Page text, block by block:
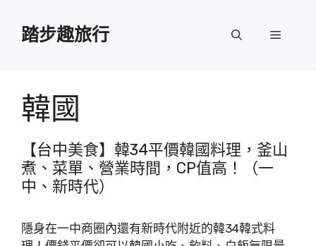
踏步趣旅行 選
韓國
【台中美食】韓34平價韓國料理，釜山
煮、菜單、營業時間，CP值高！（一
中、新時代）
隱身在一中商圈內還有新時代附近的韓34韓式料